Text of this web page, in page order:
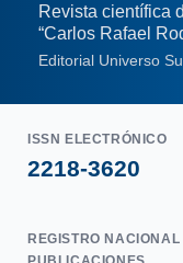
Revista científica
“Carlos Rafael
Editorial Universo
ISSN ELECTRÓNICO
2218-3620
REGISTRO NACIONAL